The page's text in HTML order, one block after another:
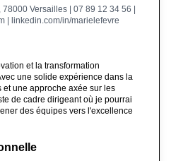
Versailles | 07 89 12 34 56 |
| linkedin.com/in/marielefevre
et la transformation
une solide expérience dans la
une approche axée sur les
de cadre dirigeant où je pourrai
des équipes vers l'excellence